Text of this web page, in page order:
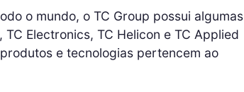
o mundo, o TC Group possui algumas
Electronics, TC Helicon e TC Applied
e tecnologias pertencem ao